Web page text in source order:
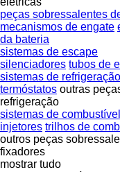
peças sobressalentes
mecanismos de engate
da bateria
sistemas de escape
silenciadores tubos de
sistemas de refrigeração
termóstatos outras
refrigeração
sistemas de combustível
injetores trilhos de
outros peças
fixadores
mostrar tudo